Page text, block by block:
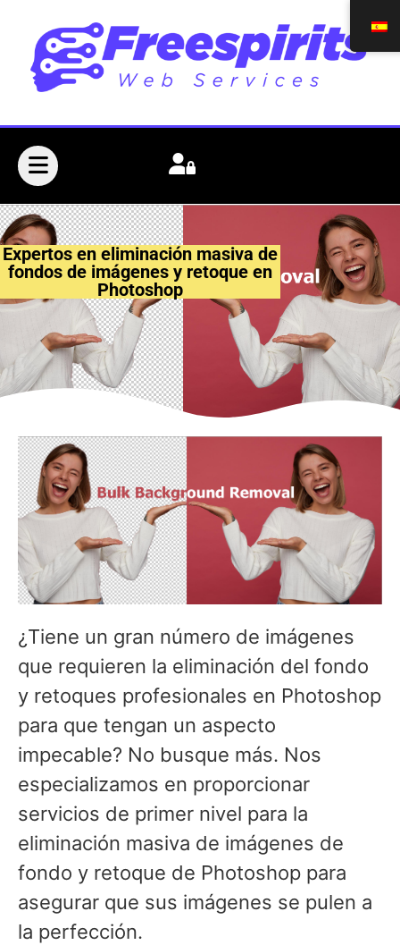
Expertos en eliminación masiva de
fondos de imágenes y retoque en
Photoshop
¿Tiene un gran número de imágenes
que requieren la eliminación del fondo
y retoques profesionales en Photoshop
para que tengan un aspecto
impecable? No busque más. Nos
especializamos en proporcionar
servicios de primer nivel para la
eliminación masiva de imágenes de
fondo y retoque de Photoshop para
asegurar que sus imágenes se pulen a
la perfección.